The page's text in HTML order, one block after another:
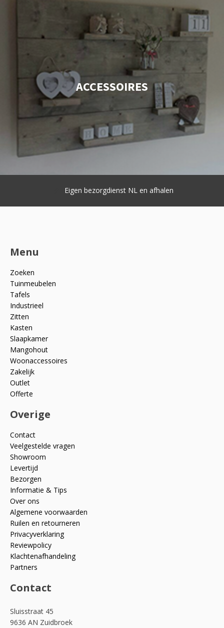
ACCESSOIRES
Eigen bezorgdienst NL en afhalen
Menu
Zoeken
Tuinmeubelen
Tafels
Industrieel
Zitten
Kasten
Slaapkamer
Mangohout
Woonaccessoires
Zakelijk
Outlet
Offerte
Overige
Contact
Veelgestelde vragen
Showroom
Levertijd
Bezorgen
Informatie & Tips
Over ons
Algemene voorwaarden
Ruilen en retourneren
Privacyverklaring
Reviewpolicy
Klachtenafhandeling
Partners
Contact
Sluisstraat 45
9636 AN Zuidbroek